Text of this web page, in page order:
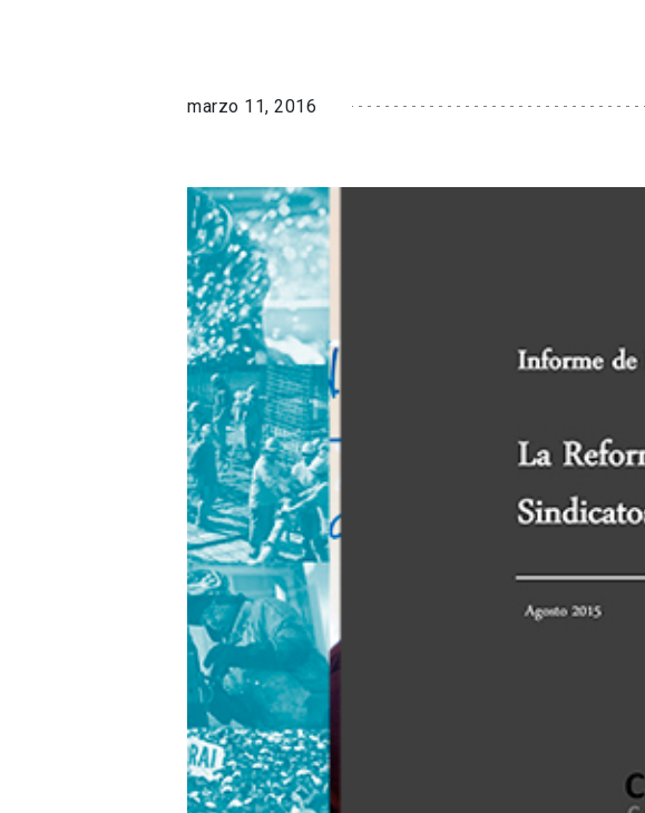
marzo 11, 2016